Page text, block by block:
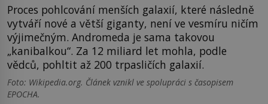
Proces pohlcování menších galaxií, které následně
vytváří nové a větší giganty, není ve vesmíru ničím
výjimečným. Andromeda je sama takovou
„kanibalkou“. Za 12 miliard let mohla, podle
vědců, pohltit až 200 trpasličích galaxií.
Foto: Wikipedia.org. Článek vznikl ve spolupráci s časopisem
EPOCHA.